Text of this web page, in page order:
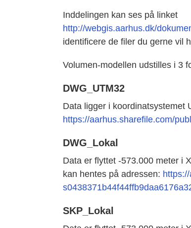
Inddelingen kan ses på linket
http://webgis.aarhus.dk/
identificere de filer du gerne vil
Volumen-modellen udstilles i 3
DWG_UTM32
Data ligger i koordinatsystemet
https://aarhus.sharefile.com/
DWG_Lokal
Data er flyttet -573.000 meter i
kan hentes på adressen:
SKP_Lokal